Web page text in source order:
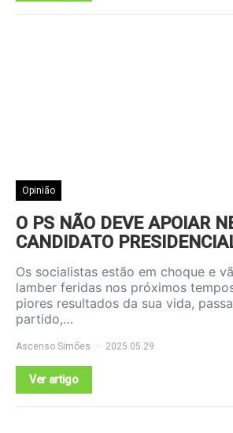
Opinião
O PS NÃO DEVE APOIAR
CANDIDATO
Os socialistas estão em choque e
lamber feridas nos próximos
piores resultados da sua vida,
partido,…
Ascenso Simões 2025.05.29
Ver artigo